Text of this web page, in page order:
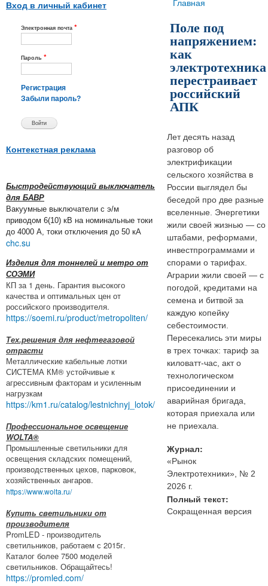
Вход в личный кабинет
Электронная почта *
Пароль *
Регистрация
Забыли пароль?
Контекстная реклама
Быстродействующий выключатель
для БАВР
Вакуумные выключатели с э/м
приводом 6(10) кВ на номинальные токи
до 4000 А, токи отключения до 50 кА
chc.su
Изделия для тоннелей и метро от
СОЭМИ
КП за 1 день. Гарантия высокого
качества и оптимальных цен от
российского производителя.
https://soemi.ru/product/metropoliten/
Тех.решения для нефтегазовой
отрасти
Металлические кабельные лотки
СИСТЕМА КМ® устойчивые к
агрессивным факторам и усиленным
нагрузкам
https://km1.ru/catalog/lestnichnyj_lotok/
Профессиональное освещение
WOLTA®
Промышленные светильники для
освещения складских помещений,
производственных цехов, парковок,
хозяйственных ангаров.
https://www.wolta.ru/
Купить светильники от
производителя
PromLED - производитель
светильников, работаем с 2015г.
Каталог более 7500 моделей
светильников. Обращайтесь!
https://promled.com/
Вы здесь
Главная
Поле под
напряжением:
как
электротехника
перестраивает
российский
АПК
Лет десять назад
разговор об
электрификации
сельского хозяйства в
России выглядел бы
беседой про две разные
вселенные. Энергетики
жили своей жизнью — со
штабами, реформами,
инвестпрограммами и
спорами о тарифах.
Аграрии жили своей — с
погодой, кредитами на
семена и битвой за
каждую копейку
себестоимости.
Пересекались эти миры
в трех точках: тариф за
киловатт-час, акт о
технологическом
присоединении и
аварийная бригада,
которая приехала или
не приехала.
Журнал:
«Рынок
Электротехники», № 2
2026 г.
Полный текст:
Сокращенная версия